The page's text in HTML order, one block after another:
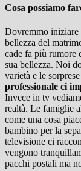
Cosa possiamo
Dovremmo iniziare
bellezza del
cade fa più rumore
sua bellezza. Noi
varietà e le
professionale ci
Invece in tv
realtà. Le famiglie
come una cosa
bambino per la
televisione ci
vengono
pacchi postali ma